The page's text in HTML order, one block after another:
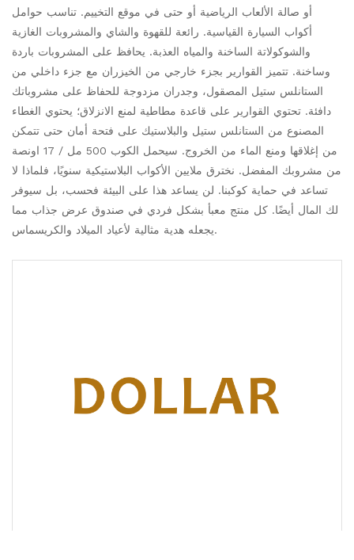
أو صالة الألعاب الرياضية أو حتى في موقع التخييم. تناسب حوامل
أكواب السيارة القياسية. رائعة للقهوة والشاي والمشروبات الغازية
والشوكولاتة الساخنة والمياه العذبة. يحافظ على المشروبات باردة
وساخنة. تتميز القوارير بجزء خارجي من الخيزران مع جزء داخلي من
الستانلس ستيل المصقول، وجدران مزدوجة للحفاظ على مشروباتك
دافئة. تحتوي القوارير على قاعدة مطاطية لمنع الانزلاق؛ يحتوي الغطاء
المصنوع من الستانلس ستيل والبلاستيك على فتحة أمان حتى تتمكن
من إغلاقها ومنع الماء من الخروج. سيحمل الكوب 500 مل / 17 اونصة
من مشروبك المفضل. نخترق ملايين الأكواب البلاستيكية سنويًا، فلماذا لا
تساعد في حماية كوكبنا. لن يساعد هذا على البيئة فحسب، بل سيوفر
لك المال أيضًا. كل منتج معبأ بشكل فردي في صندوق عرض جذاب مما
يجعله هدية مثالية لأعياد الميلاد والكريسماس.